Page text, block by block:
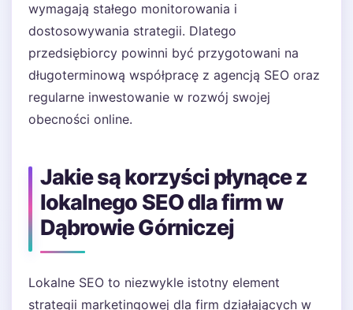
wymagają stałego monitorowania i
dostosowywania strategii. Dlatego
przedsiębiorcy powinni być przygotowani na
długoterminową współpracę z agencją SEO oraz
regularne inwestowanie w rozwój swojej
obecności online.
Jakie są korzyści płynące z
lokalnego SEO dla firm w
Dąbrowie Górniczej
Lokalne SEO to niezwykle istotny element
strategii marketingowej dla firm działających w